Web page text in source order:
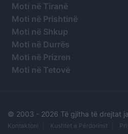
Moti në Tiranë
Moti në Prishtinë
Moti në Shkup
Moti në Durrës
Moti në Prizren
Moti në Tetovë
© 2003 - 2026 Të gjitha të drejtat
Kontaktoni Kushtet e Përdorimit